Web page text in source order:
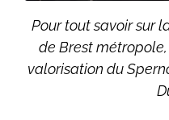
Pour tout savoir sur
de Brest
valorisation du